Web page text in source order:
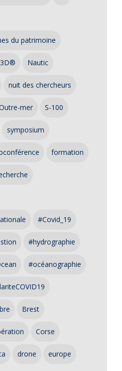
du patrimoine
Nautic
nuit des chercheurs
mer S-100
symposium
formation
#Covid_19
#hydrographie
#océanographie
Brest
Corse
drone europe